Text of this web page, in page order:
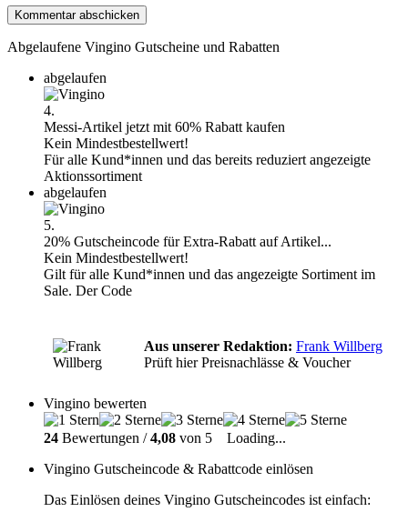
Abgelaufene Vingino Gutscheine und Rabatten
abgelaufen
4.
Messi-Artikel jetzt mit 60% Rabatt kaufen
Kein Mindestbestellwert!
Für alle Kund*innen und das bereits reduziert angezeigte
Aktionssortiment
abgelaufen
5.
20% Gutscheincode für Extra-Rabatt auf Artikel...
Kein Mindestbestellwert!
Gilt für alle Kund*innen und das angezeigte Sortiment im
Sale. Der Code
Aus unserer Redaktion: Frank Willberg
Prüft hier Preisnachlässe & Voucher
Vingino bewerten
24 Bewertungen /4,08 von 5
Loading...
Vingino Gutscheincode & Rabattcode einlösen
Das Einlösen deines Vingino Gutscheincodes ist einfach: